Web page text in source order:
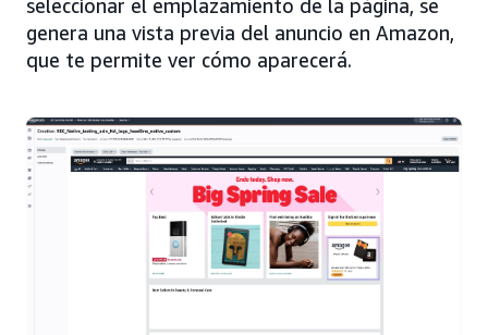
seleccionar el emplazamiento de la página, se
genera una vista previa del anuncio en Amazon,
que te permite ver cómo aparecerá.